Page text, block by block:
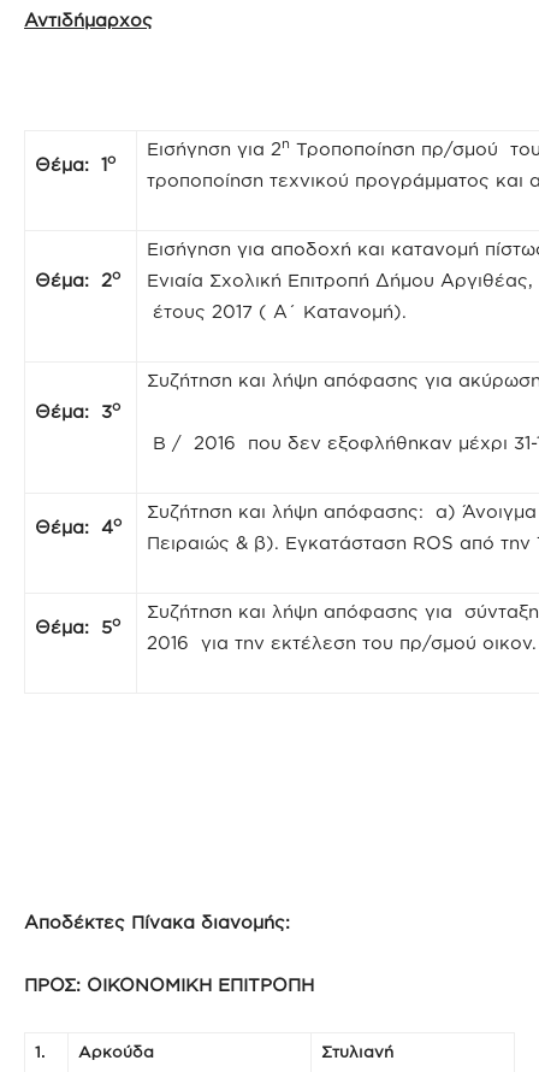
Αντιδήμαρχος
Θέμα: 1ο
Εισήγηση για 2η Τροποποίηση πρ/σμού
τροποποίηση τεχνικού προγράμματος και
Θέμα: 2ο
Εισήγηση για αποδοχή και κατανομή
Ενιαία Σχολική Επιτροπή Δήμου
έτους 2017 ( Α΄ Κατανομή).
Θέμα: 3ο
Συζήτηση και λήψη απόφασης για
Β / 2016 που δεν εξοφλήθηκαν μέχρι 31-
Θέμα: 4ο
Συζήτηση και λήψη απόφασης: α)
Πειραιώς & β). Εγκατάσταση ROS από την
Θέμα: 5ο
Συζήτηση και λήψη απόφασης για
2016 για την εκτέλεση του πρ/σμού
Αποδέκτες Πίνακα διανομής:
ΠΡΟΣ: ΟΙΚΟΝΟΜΙΚΗ ΕΠΙΤΡΟΠΗ
1. Αρκούδα Στυλιανή